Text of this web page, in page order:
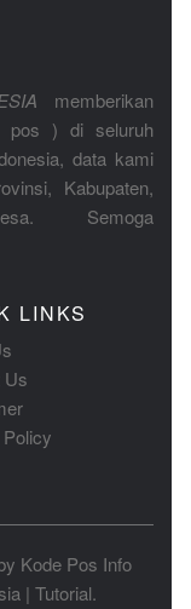
memberikan
pos ) di seluruh
data kami
Kabupaten,
Semoga
LINKS
Us
Kode Pos Info
| Tutorial.